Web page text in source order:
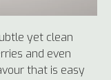
yet clean
and even
that is easy